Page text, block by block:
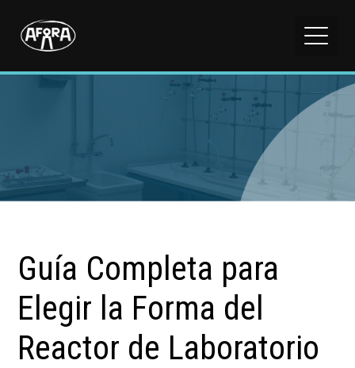
Guía Completa para
Elegir la Forma del
Reactor de Laboratorio